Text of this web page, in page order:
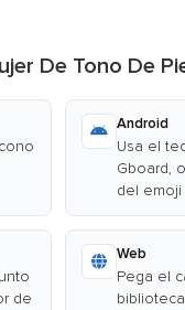
De Tono De
Android
Usa el
Gboard,
del emoji
de
Web
Pega el